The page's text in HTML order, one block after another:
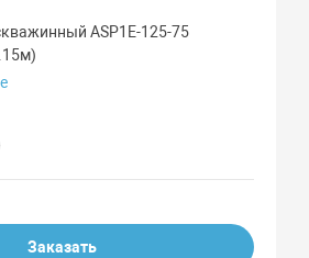
ASP1E-125-75
Заказать